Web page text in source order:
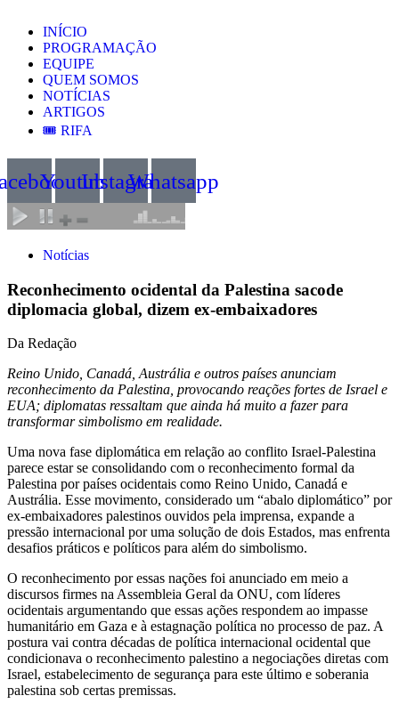
INÍCIO
PROGRAMAÇÃO
EQUIPE
QUEM SOMOS
NOTÍCIAS
ARTIGOS
🎟️ RIFA
YoutubeInstagramWhatsapp
Notícias
Reconhecimento ocidental da Palestina sacode
diplomacia global, dizem ex-embaixadores
Da Redação
Reino Unido, Canadá, Austrália e outros países anunciam
reconhecimento da Palestina, provocando reações fortes de Israel e
EUA; diplomatas ressaltam que ainda há muito a fazer para
transformar simbolismo em realidade.
Uma nova fase diplomática em relação ao conflito Israel-Palestina
parece estar se consolidando com o reconhecimento formal da
Palestina por países ocidentais como Reino Unido, Canadá e
Austrália. Esse movimento, considerado um “abalo diplomático” por
ex-embaixadores palestinos ouvidos pela imprensa, expande a
pressão internacional por uma solução de dois Estados, mas enfrenta
desafios práticos e políticos para além do simbolismo.
O reconhecimento por essas nações foi anunciado em meio a
discursos firmes na Assembleia Geral da ONU, com líderes
ocidentais argumentando que essas ações respondem ao impasse
humanitário em Gaza e à estagnação política no processo de paz. A
postura vai contra décadas de política internacional ocidental que
condicionava o reconhecimento palestino a negociações diretas com
Israel, estabelecimento de segurança para este último e soberania
palestina sob certas premissas.